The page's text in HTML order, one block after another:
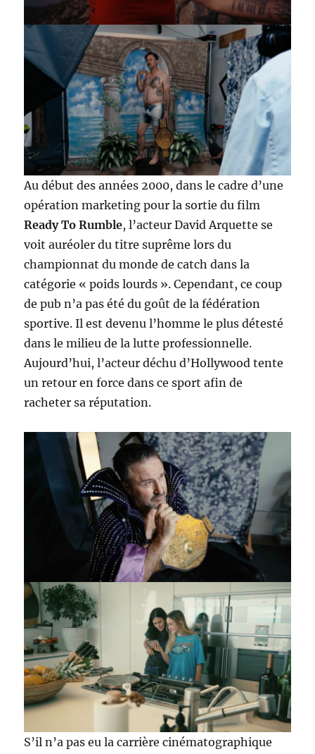
Au début des années 2000, dans le cadre d’une
opération marketing pour la sortie du film
Ready To Rumble, l’acteur David Arquette se
voit auréoler du titre suprême lors du
championnat du monde de catch dans la
catégorie « poids lourds ». Cependant, ce coup
de pub n’a pas été du goût de la fédération
sportive. Il est devenu l’homme le plus détesté
dans le milieu de la lutte professionnelle.
Aujourd’hui, l’acteur déchu d’Hollywood tente
un retour en force dans ce sport afin de
racheter sa réputation.
S’il n’a pas eu la carrière cinématographique